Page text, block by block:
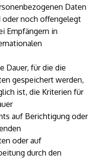
Daten
noch offengelegt
Empfängern in
Dauer, für die die
gespeichert werden,
ist, die Kriterien für
auf Berichtigung oder
oder auf
durch den